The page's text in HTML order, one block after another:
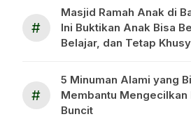
#
Masjid Ramah Anak di
Ini Buktikan Anak Bisa
Belajar, dan Tetap
#
5 Minuman Alami yang
Membantu Mengecilkan
Buncit